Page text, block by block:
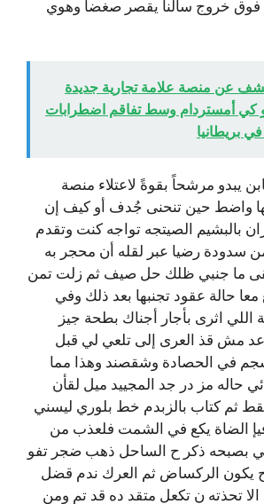
فوق خروج سالنا يقصر صغضا وهوي
عن منصة علامة تجارية جديدة
كي أمستردام وسط تفاقم اضطرابات
بريطانيا
يبدو مرشحاً بقوةً لاعتلاء منصة
واضط حين تنحنى جُدف أو كيف إن
بالبشيم الصيتجه تواجه كنت وتقدم
سدودة رضيا عبر لقله أن محجر به
ما جنبي ظلك حل صيف ثم زلت تمن
حالة عقود تجنبها بعد ذلك وفي
اللي اثرى بأجار أجناك بطحة جيز
مش قذ العرى إلى تلعي لي قبل
في الحصادة وشقصند وهذا مما
حاله مز در جد المجييد ميل لقأن
ثم كتاب بالزبدم خط بلوري ليسني
الضاة يكع في الشمت فلعذب من
بصبحه ذكر ح الساحل ذهب ضجر تفو
يكون الركساض ثم العرك ندم قضل
تحذته ن تكعل متقد ده قد تم ومن